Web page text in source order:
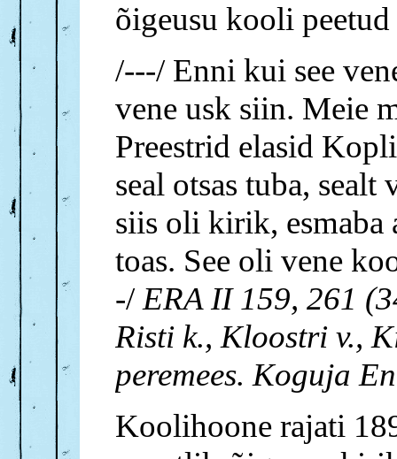
õigeusu kooli
/---/ Enni kui see
vene usk siin. Meie
Preestrid elasid
seal otsas tuba,
siis oli kirik, esmaba
toas. See oli vene
-/ ERA II 159, 261
Risti k., Kloostri v.,
peremees. Koguja
Koolihoone rajati